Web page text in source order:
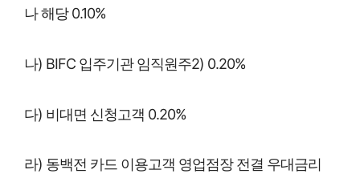
나 해당 0.10%
나) BIFC 입주기관 임직원주2) 0.20%
다) 비대면 신청고객 0.20%
라) 동백전 카드 이용고객 영업점장 전결 우대금리